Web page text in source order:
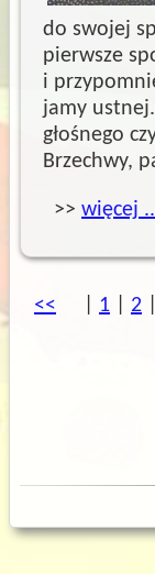
do swojej
pierwsze
i
jamy
głośnego
Brzechwy,
>> więcej
poprzednia
<< 1 2